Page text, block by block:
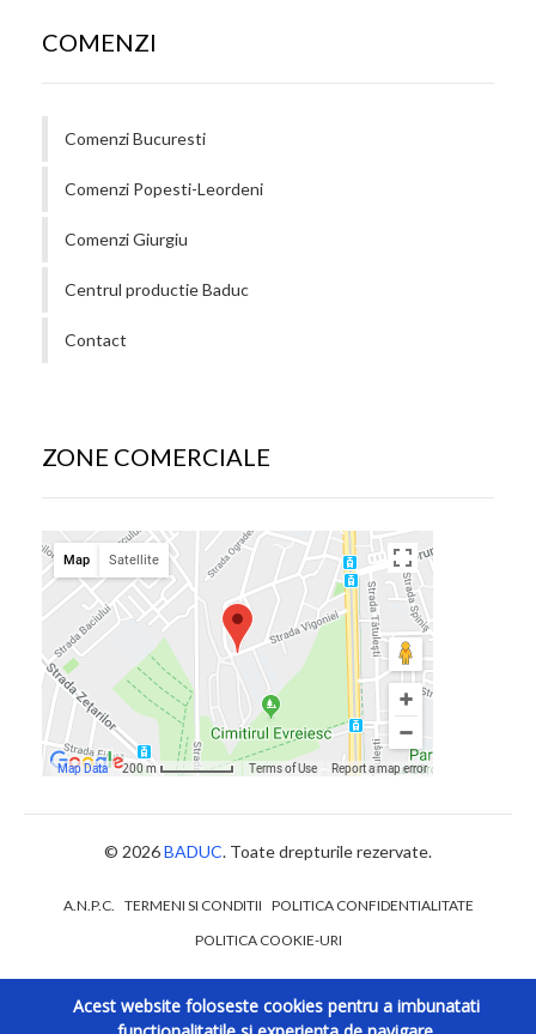
COMENZI
Comenzi Bucuresti
Comenzi Popesti-Leordeni
Comenzi Giurgiu
Centrul productie Baduc
Contact
ZONE COMERCIALE
© 2026BADUC. Toate drepturile rezervate.
A.N.P.C. TERMENI SI CONDITII POLITICA CONFIDENTIALITATE
POLITICA COOKIE-URI
Acest website foloseste cookies pentru a imbunatati